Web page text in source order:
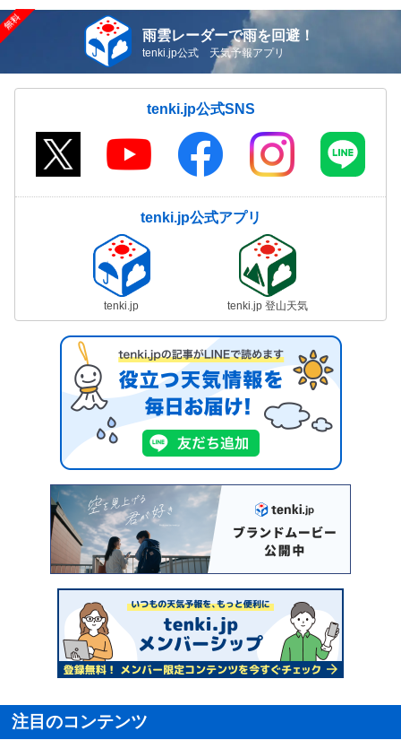
雨雲レーダーで雨を回避！
tenki.jp公式 天気予報アプリ
tenki.jp公式SNS
tenki.jp公式アプリ
tenki.jp tenki.jp 登山天気
注目のコンテンツ